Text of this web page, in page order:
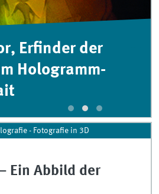
Erfinder der
Hologramm-
- Fotografie in 3D
Ein Abbild der